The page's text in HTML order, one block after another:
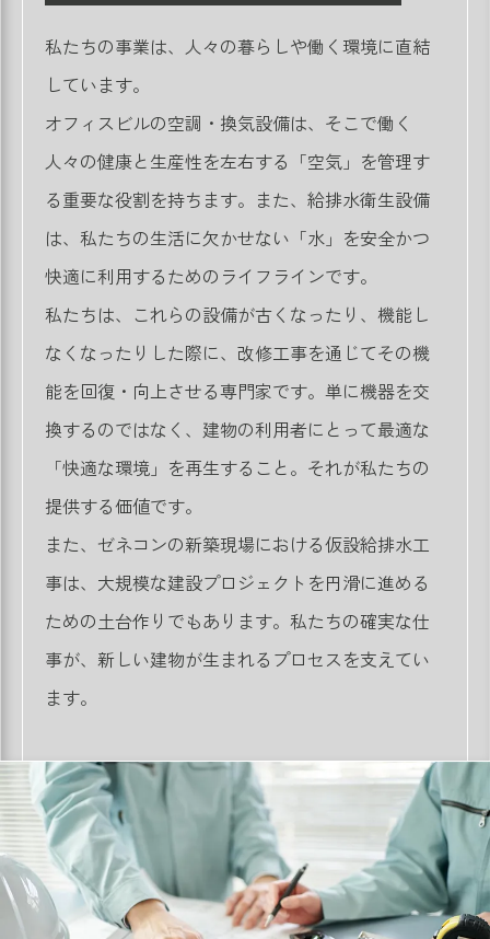
私たちの事業は、人々の暮らしや働く環境に直結
しています。
オフィスビルの空調・換気設備は、そこで働く
人々の健康と生産性を左右する「空気」を管理す
る重要な役割を持ちます。また、給排水衛生設備
は、私たちの生活に欠かせない「水」を安全かつ
快適に利用するためのライフラインです。
私たちは、これらの設備が古くなったり、機能し
なくなったりした際に、改修工事を通じてその機
能を回復・向上させる専門家です。単に機器を交
換するのではなく、建物の利用者にとって最適な
「快適な環境」を再生すること。それが私たちの
提供する価値です。
また、ゼネコンの新築現場における仮設給排水工
事は、大規模な建設プロジェクトを円滑に進める
ための土台作りでもあります。私たちの確実な仕
事が、新しい建物が生まれるプロセスを支えてい
ます。